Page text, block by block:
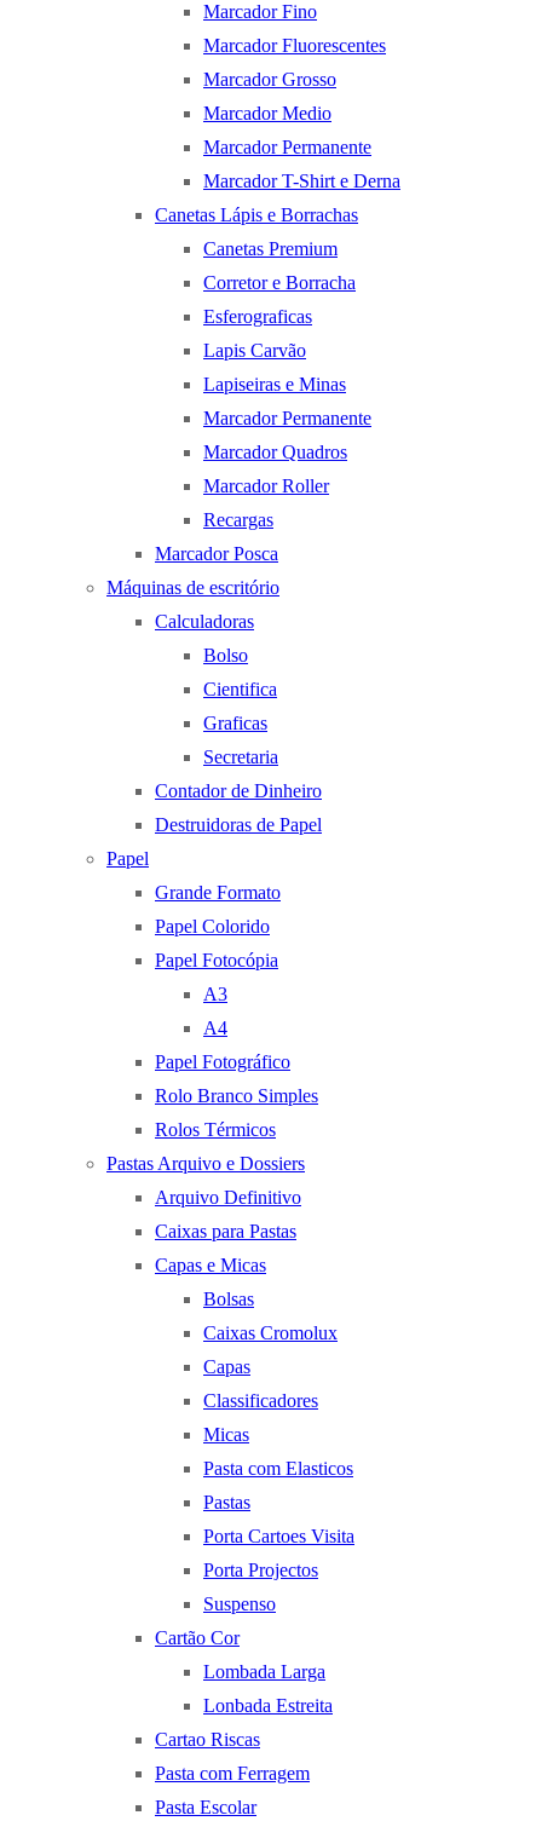
Marcador Fino
Marcador Fluorescentes
Marcador Grosso
Marcador Medio
Marcador Permanente
Marcador T-Shirt e Derna
Canetas Lápis e Borrachas
Canetas Premium
Corretor e Borracha
Esferograficas
Lapis Carvão
Lapiseiras e Minas
Marcador Permanente
Marcador Quadros
Marcador Roller
Recargas
Marcador Posca
Máquinas de escritório
Calculadoras
Bolso
Cientifica
Graficas
Secretaria
Contador de Dinheiro
Destruidoras de Papel
Papel
Grande Formato
Papel Colorido
Papel Fotocópia
A3
A4
Papel Fotográfico
Rolo Branco Simples
Rolos Térmicos
Pastas Arquivo e Dossiers
Arquivo Definitivo
Caixas para Pastas
Capas e Micas
Bolsas
Caixas Cromolux
Capas
Classificadores
Micas
Pasta com Elasticos
Pastas
Porta Cartoes Visita
Porta Projectos
Suspenso
Cartão Cor
Lombada Larga
Lonbada Estreita
Cartao Riscas
Pasta com Ferragem
Pasta Escolar